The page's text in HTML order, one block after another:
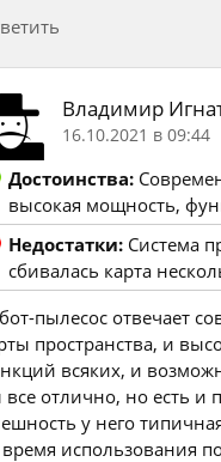
Владимир
16.10.2021 в 09:44
Достоинства:
высокая мощность,
Недостатки: Система
сбивалась карта
пылесос отвечает
пространства, и
всяких, и
отлично, но есть и
у него
использования